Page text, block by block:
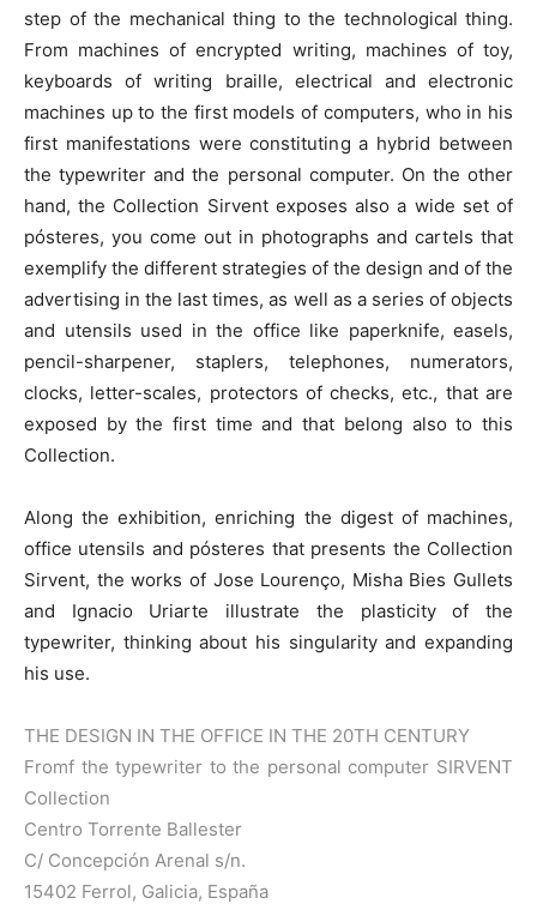
step of the mechanical thing to the technological thing.
From machines of encrypted writing, machines of toy,
keyboards of writing braille, electrical and electronic
machines up to the first models of computers, who in his
first manifestations were constituting a hybrid between
the typewriter and the personal computer. On the other
hand, the Collection Sirvent exposes also a wide set of
pósteres, you come out in photographs and cartels that
exemplify the different strategies of the design and of the
advertising in the last times, as well as a series of objects
and utensils used in the office like paperknife, easels,
pencil-sharpener, staplers, telephones, numerators,
clocks, letter-scales, protectors of checks, etc., that are
exposed by the first time and that belong also to this
Collection.
Along the exhibition, enriching the digest of machines,
office utensils and pósteres that presents the Collection
Sirvent, the works of Jose Lourenço, Misha Bies Gullets
and Ignacio Uriarte illustrate the plasticity of the
typewriter, thinking about his singularity and expanding
his use.
THE DESIGN IN THE OFFICE IN THE 20TH CENTURY
Fromf the typewriter to the personal computer SIRVENT
Collection
Centro Torrente Ballester
C/ Concepción Arenal s/n.
15402 Ferrol, Galicia, España